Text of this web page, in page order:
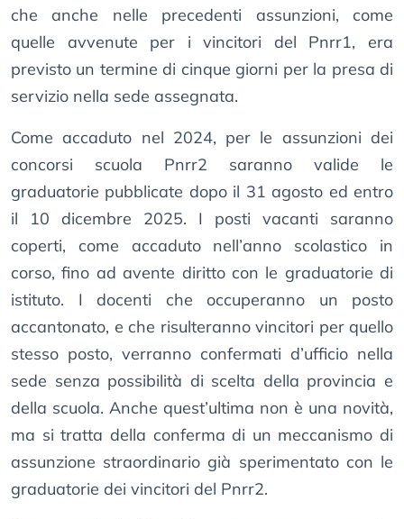
che anche nelle precedenti assunzioni, come
quelle avvenute per i vincitori del Pnrr1, era
previsto un termine di cinque giorni per la presa di
servizio nella sede assegnata.
Come accaduto nel 2024, per le assunzioni dei
concorsi scuola Pnrr2 saranno valide le
graduatorie pubblicate dopo il 31 agosto ed entro
il 10 dicembre 2025. I posti vacanti saranno
coperti, come accaduto nell’anno scolastico in
corso, fino ad avente diritto con le graduatorie di
istituto. I docenti che occuperanno un posto
accantonato, e che risulteranno vincitori per quello
stesso posto, verranno confermati d’ufficio nella
sede senza possibilità di scelta della provincia e
della scuola. Anche quest’ultima non è una novità,
ma si tratta della conferma di un meccanismo di
assunzione straordinario già sperimentato con le
graduatorie dei vincitori del Pnrr2.